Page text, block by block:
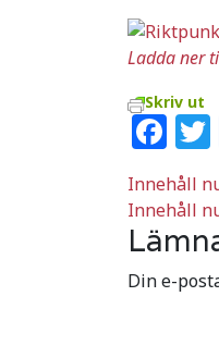
Ladda ner
Skriv ut
Innehåll
Innehåll
Din e-